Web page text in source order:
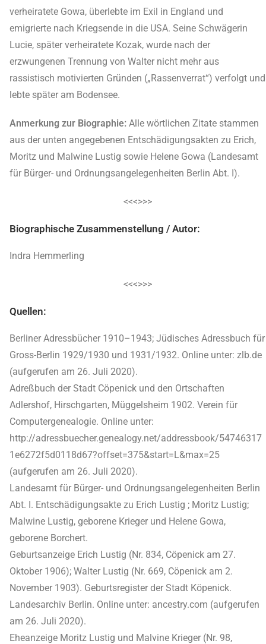
verheiratete Gowa, überlebte im Exil in England und
emigrierte nach Kriegsende in die USA. Seine Schwägerin
Lucie, später verheiratete Kozak, wurde nach der
erzwungenen Trennung von Walter nicht mehr aus
rassistisch motivierten Gründen („Rassenverrat“) verfolgt und
lebte später am Bodensee.
Anmerkung zur Biographie: Alle wörtlichen Zitate stammen
aus der unten angegebenen Entschädigungsakten zu Erich,
Moritz und Malwine Lustig sowie Helene Gowa (Landesamt
für Bürger- und Ordnungsangelegenheiten Berlin Abt. I).
<<<>>>
Biographische Zusammenstellung / Autor:
Indra Hemmerling
<<<>>>
Quellen:
Berliner Adressbücher 1910–1943; Jüdisches Adressbuch für
Gross-Berlin 1929/1930 und 1931/1932. Online unter: zlb.de
(aufgerufen am 26. Juli 2020).
Adreßbuch der Stadt Cöpenick und den Ortschaften
Adlershof, Hirschgarten, Müggelsheim 1902. Verein für
Computergenealogie. Online unter:
http://adressbuecher.genealogy.net/addressbook/54746317
1e6272f5d0118d67?offset=375&start=L&max=25
(aufgerufen am 26. Juli 2020).
Landesamt für Bürger- und Ordnungsangelegenheiten Berlin
Abt. I. Entschädigungsakte zu Erich Lustig ; Moritz Lustig;
Malwine Lustig, geborene Krieger und Helene Gowa,
geborene Borchert.
Geburtsanzeige Erich Lustig (Nr. 834, Cöpenick am 27.
Oktober 1906); Walter Lustig (Nr. 669, Cöpenick am 2.
November 1903). Geburtsregister der Stadt Köpenick.
Landesarchiv Berlin. Online unter: ancestry.com (aufgerufen
am 26. Juli 2020).
Eheanzeige Moritz Lustig und Malvine Krieger (Nr. 98,